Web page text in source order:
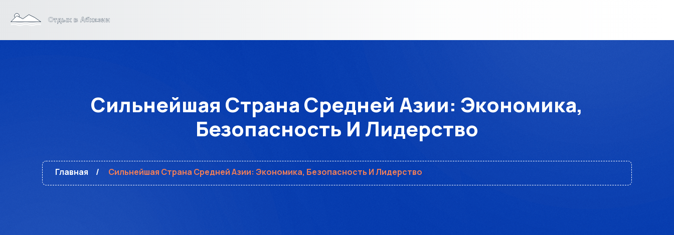
Сильнейшая Страна Средней Азии: Экономика,
Безопасность И Лидерство
Главная Сильнейшая Страна Средней Азии: Экономика, Безопасность И Лидерство